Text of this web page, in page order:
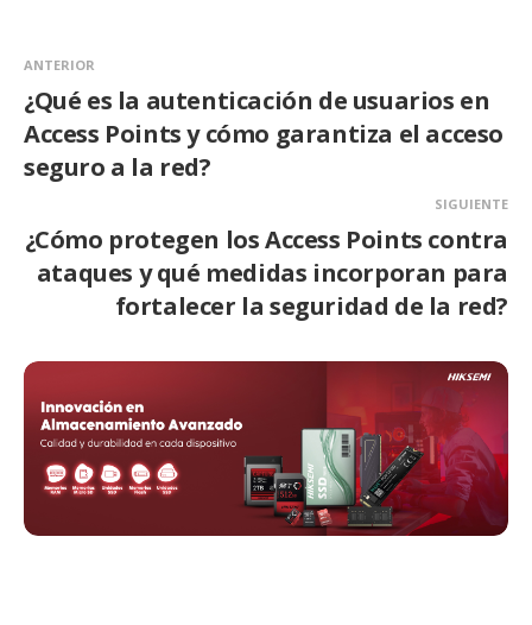
ANTERIOR
¿Qué es la autenticación de usuarios en
Access Points y cómo garantiza el acceso
seguro a la red?
SIGUIENTE
¿Cómo protegen los Access Points contra
ataques y qué medidas incorporan para
fortalecer la seguridad de la red?